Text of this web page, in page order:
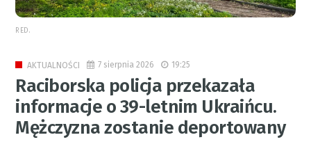
RED.
AKTUALNOŚCI 7 sierpnia 2026 19:25
Raciborska policja przekazała
informacje o 39-letnim Ukraińcu.
Mężczyzna zostanie deportowany